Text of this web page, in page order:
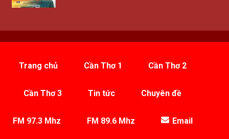
Trang chủ Cần Thơ 1 Cần Thơ 2
Cần Thơ 3 Tin tức Chuyên đề
FM 97.3 Mhz FM 89.6 Mhz Email